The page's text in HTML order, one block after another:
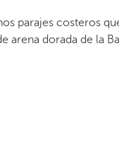
parajes costeros
arena dorada de la